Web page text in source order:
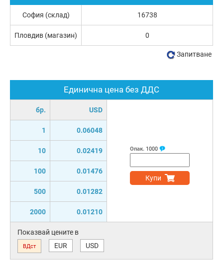
Единична цена без ДДС
бр. USD
1 0.06048
10 0.02419
100 0.01476
500 0.01282
2000 0.01210
Опак. 1000
Купи
Показвай цените в
ВДст EUR USD
София (склад) 16738
Пловдив (магазин) 0
Запитване